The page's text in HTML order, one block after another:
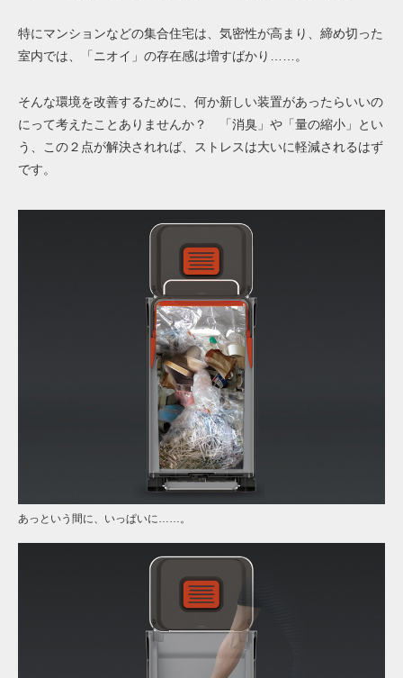
特にマンションなどの集合住宅は、気密性が高まり、締め切った
室内では、「ニオイ」の存在感は増すばかり……。
そんな環境を改善するために、何か新しい装置があったらいいの
にって考えたことありませんか？ 「消臭」や「量の縮小」とい
う、この２点が解決されれば、ストレスは大いに軽減されるはず
です。
あっという間に、いっぱいに……。